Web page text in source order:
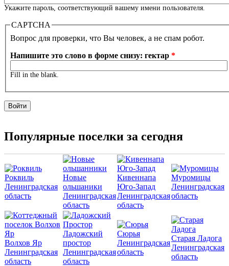
Укажите пароль, соответствующий вашему имени пользователя.
CAPTCHA
Вопрос для проверки, что Вы человек, а не спам робот.
Напишите это слово в форме снизу: гектар *
Fill in the blank.
Популярные поселки за сегодня
Роквиль
Ленинградская
область
Новые
ольшаники
Ленинградская
область
Кивеннапа
Юго-Запад
Ленинградская
область
Муромицы
Ленинградская
область
Волхов Яр
Ленинградская
область
Ладожский
простор
Ленинградская
область
Сюрья
Ленинградская
область
Старая Ладога
Ленинградская
область